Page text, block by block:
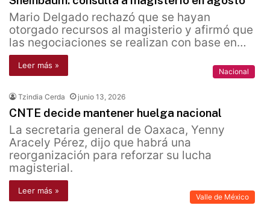
Mario Delgado rechazó que se hayan
otorgado recursos al magisterio y afirmó que
las negociaciones se realizan con base en…
Leer más »
Nacional
Tzindia Cerda junio 13, 2026
CNTE decide mantener huelga nacional
La secretaria general de Oaxaca, Yenny
Aracely Pérez, dijo que habrá una
reorganización para reforzar su lucha
magisterial.
Leer más »
Valle de México